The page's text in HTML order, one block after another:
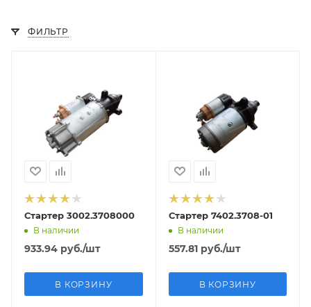
ФИЛЬТР
Стартер 3002.3708000
В наличии
933.94 руб./шт
В КОРЗИНУ
Стартер 7402.3708-01
В наличии
557.81руб./шт
В КОРЗИНУ